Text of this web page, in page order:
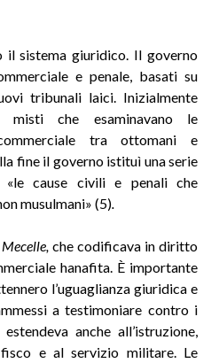
sistema giuridico. Il governo
e penale, basati su
tribunali laici. Inizialmente
misti che esaminavano le
tra ottomani e
fine il governo istituì una serie
«le cause civili e penali che
musulmani» (5)
Mecelle, che codificava in diritto
hanafita. È importante
l’uguaglianza giuridica e
a testimoniare contro i
anche all’istruzione,
e al servizio militare. Le